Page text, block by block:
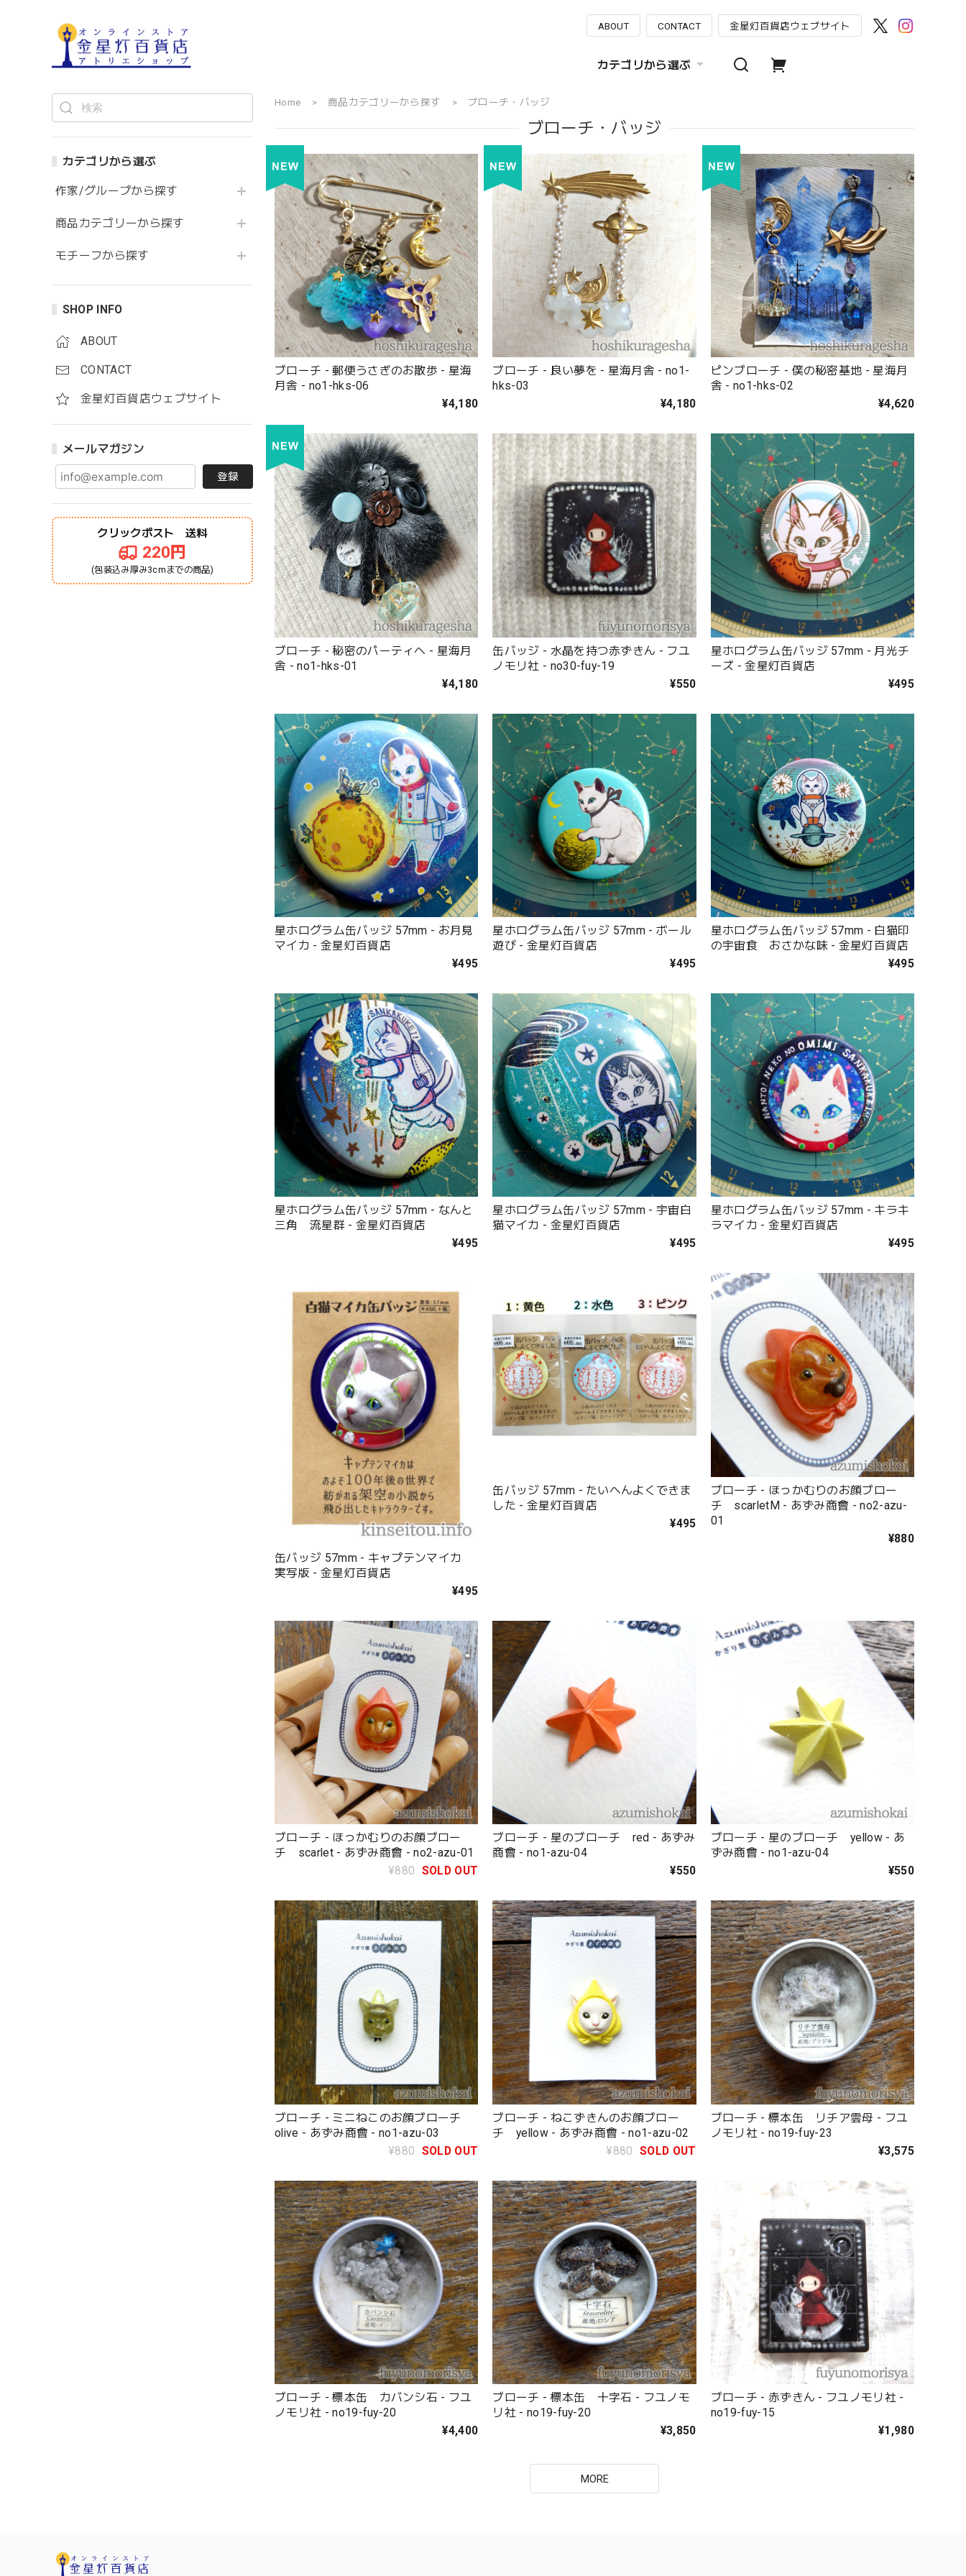
ABOUT CONTACT 金星灯百貨店ウェブサイト
カテゴリから選ぶ
カテゴリから選ぶ
作家/グループから探す
商品カテゴリーから探す
モチーフから探す
SHOP INFO
ABOUT
CONTACT
金星灯百貨店ウェブサイト
メールマガジン
登録
クリックポスト 送料
220円
(包装込み厚み3cmまでの商品)
Home 商品カテゴリーから探す ブローチ・バッジ
ブローチ・バッジ
ブローチ - 郵便うさぎのお散歩 - 星海
月舎 - no1-hks-06
¥4,180
ブローチ - 良い夢を - 星海月舎 - no1-
hks-03
¥4,180
ピンブローチ - 僕の秘密基地 - 星海月
舎 - no1-hks-02
¥4,620
ブローチ - 秘密のパーティへ - 星海月
舎 - no1-hks-01
¥4,180
缶バッジ - 水晶を持つ赤ずきん - フユ
ノモリ社 - no30-fuy-19
¥550
星ホログラム缶バッジ 57mm - 月光チ
ーズ - 金星灯百貨店
¥495
星ホログラム缶バッジ 57mm - お月見
マイカ - 金星灯百貨店
¥495
星ホログラム缶バッジ 57mm - ボール
遊び - 金星灯百貨店
¥495
星ホログラム缶バッジ 57mm - 白猫印
の宇宙食 おさかな味 - 金星灯百貨店
¥495
星ホログラム缶バッジ 57mm - なんと
三角 流星群 - 金星灯百貨店
¥495
星ホログラム缶バッジ 57mm - 宇宙白
猫マイカ - 金星灯百貨店
¥495
星ホログラム缶バッジ 57mm - キラキ
ラマイカ - 金星灯百貨店
¥495
缶バッジ 57mm - キャプテンマイカ
実写版 - 金星灯百貨店
¥495
缶バッジ 57mm - たいへんよくできま
した - 金星灯百貨店
¥495
ブローチ - ほっかむりのお顔ブロー
チ scarletM - あずみ商會 - no2-azu-
01
¥880
ブローチ - ほっかむりのお顔ブロー
チ scarlet - あずみ商會 - no2-azu-01
¥880 SOLD OUT
ブローチ - 星のブローチ red - あずみ
商會 - no1-azu-04
¥550
ブローチ - 星のブローチ yellow - あ
ずみ商會 - no1-azu-04
¥550
ブローチ - ミニねこのお顔ブローチ
olive - あずみ商會 - no1-azu-03
¥880 SOLD OUT
ブローチ - ねこずきんのお顔ブロー
チ yellow - あずみ商會 - no1-azu-02
¥880 SOLD OUT
ブローチ - 標本缶 リチア雲母 - フユ
ノモリ社 - no19-fuy-23
¥3,575
ブローチ - 標本缶 カバンシ石 - フユ
ノモリ社 - no19-fuy-20
¥4,400
ブローチ - 標本缶 十字石 - フユノモ
リ社 - no19-fuy-20
¥3,850
ブローチ - 赤ずきん - フユノモリ社 -
no19-fuy-15
¥1,980
MORE